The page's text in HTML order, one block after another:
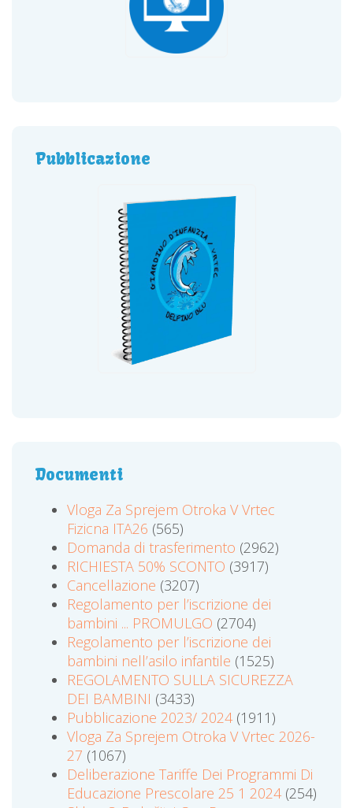
Pubblicazione
Documenti
Vloga Za Sprejem Otroka V Vrtec
Fizicna ITA26 (565)
Domanda di trasferimento (2962)
RICHIESTA 50% SCONTO (3917)
Cancellazione (3207)
Regolamento per l’iscrizione dei
bambini ... PROMULGO (2704)
Regolamento per l’iscrizione dei
bambini nell’asilo infantile (1525)
REGOLAMENTO SULLA SICUREZZA
DEI BAMBINI (3433)
Pubblicazione 2023/ 2024(1911)
Vloga Za Sprejem Otroka V Vrtec 2026-
27 (1067)
Deliberazione Tariffe Dei Programmi Di
Educazione Prescolare 25 1 2024(254)